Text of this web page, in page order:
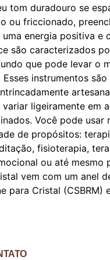
tom duradouro se
ou friccionado,
energia positiva e
são caracterizados
que pode levar o
instrumentos
ligeiramente em
Você pode usar
de propósitos:
fisioterapia,
ou até mesmo
vem com um anel
para Cristal (CSBRM)